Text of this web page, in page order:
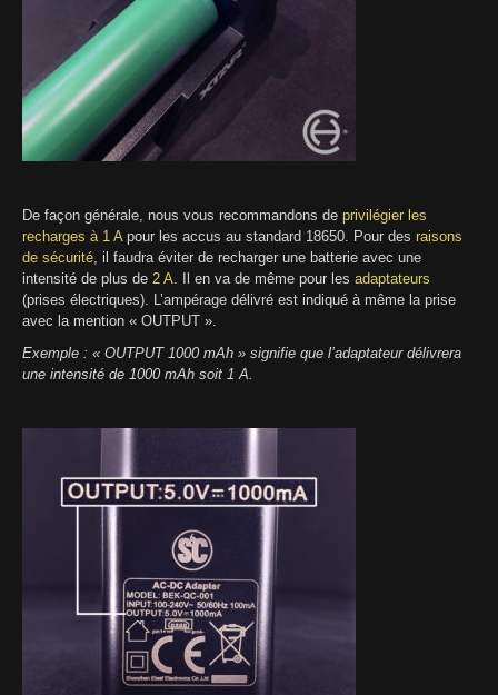
De façon générale, nous vous recommandons de privilégier les
recharges à 1 Apour les accus au standard 18650. Pour des raisons
de sécurité, il faudra éviter de recharger une batterie avec une
intensité de plus de 2 A. Il en va de même pour les adaptateurs
(prises électriques). L’ampérage délivré est indiqué à même la prise
avec la mention « OUTPUT ».
Exemple : « OUTPUT 1000 mAh » signifie que l’adaptateur délivrera
une intensité de 1000 mAh soit 1 A.